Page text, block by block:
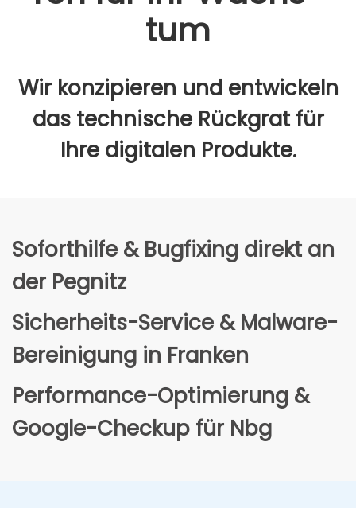
tum
Wir kon­zi­pie­ren und ent­wi­ckeln
das tech­ni­sche Rück­grat für
Ihre digi­ta­len Pro­duk­te.
Sofort­hil­fe & Bug­fi­xing direkt an
der Peg­nitz
Sicher­heits-Ser­vice & Mal­wa­re-
Berei­ni­gung in Fran­ken
Per­for­mance-Opti­mie­rung &
Goog­le-Check­up für Nbg